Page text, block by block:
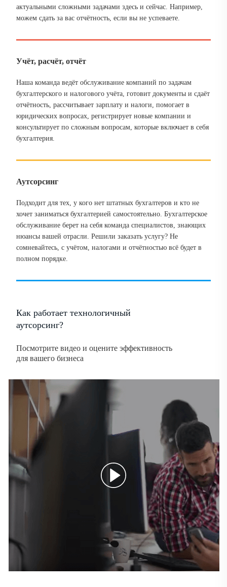
актуальными сложными задачами здесь и сейчас. Например,
можем сдать за вас отчётность, если вы не успеваете.
Учёт, расчёт, отчёт
Наша команда ведёт обслуживание компаний по задачам
бухгалтерского и налогового учёта, готовит документы и сдаёт
отчётность, рассчитывает зарплату и налоги, помогает в
юридических вопросах, регистрирует новые компании и
консультирует по сложным вопросам, которые включает в себя
бухгалтерия.
Аутсорсинг
Подходит для тех, у кого нет штатных бухгалтеров и кто не
хочет заниматься бухгалтерией самостоятельно. Бухгалтерское
обслуживание берет на себя команда специалистов, знающих
нюансы вашей отрасли. Решили заказать услугу? Не
сомневайтесь, с учётом, налогами и отчётностью всё будет в
полном порядке.
Как работает технологичный
аутсорсинг?
Посмотрите видео и оцените эффективность
для вашего бизнеса